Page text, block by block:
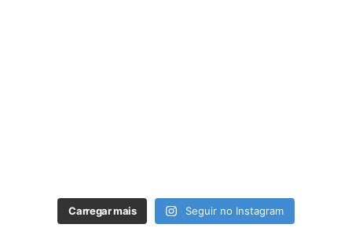
Carregar mais Seguir no Instagram